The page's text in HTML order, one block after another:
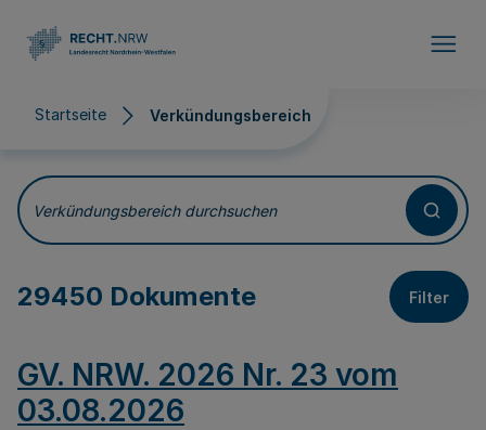
Startseite Verkündungsbereich
Verkündungsbereich
Verkündungsbereich durchsuchen
29450 Dokumente Filter
GV. NRW. 2026 Nr. 23 vom
03.08.2026